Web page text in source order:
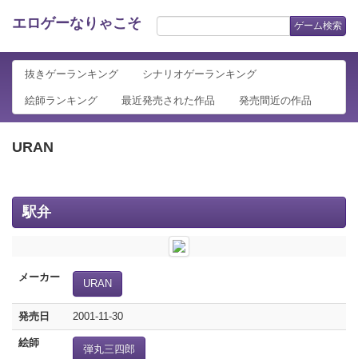
エロゲーなりゃこそ ゲーム検索
抜きゲーランキング シナリオゲーランキング
絵師ランキング 最近発売された作品 発売間近の作品
URAN
駅弁
メーカー
URAN
発売日 2001-11-30
絵師
弾丸三四郎